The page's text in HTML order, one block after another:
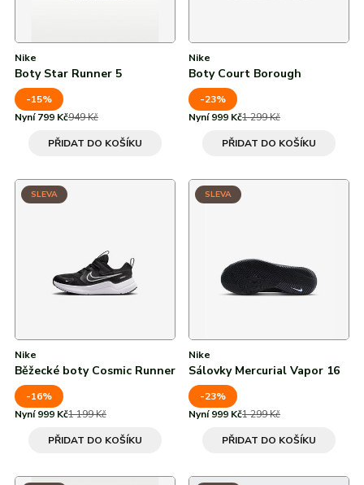
Nike
Boty Star Runner 5
-15%
Nyní 799 Kč949 Kč
PŘIDAT DO KOŠÍKU
Nike
Boty Court Borough
-23%
Nyní 999 Kč1 299 Kč
PŘIDAT DO KOŠÍKU
SLEVA
Nike
Běžecké boty Cosmic Runner
-16%
Nyní 999 Kč1 199 Kč
PŘIDAT DO KOŠÍKU
SLEVA
Nike
Sálovky Mercurial Vapor 16
-23%
Nyní 999 Kč1 299 Kč
PŘIDAT DO KOŠÍKU